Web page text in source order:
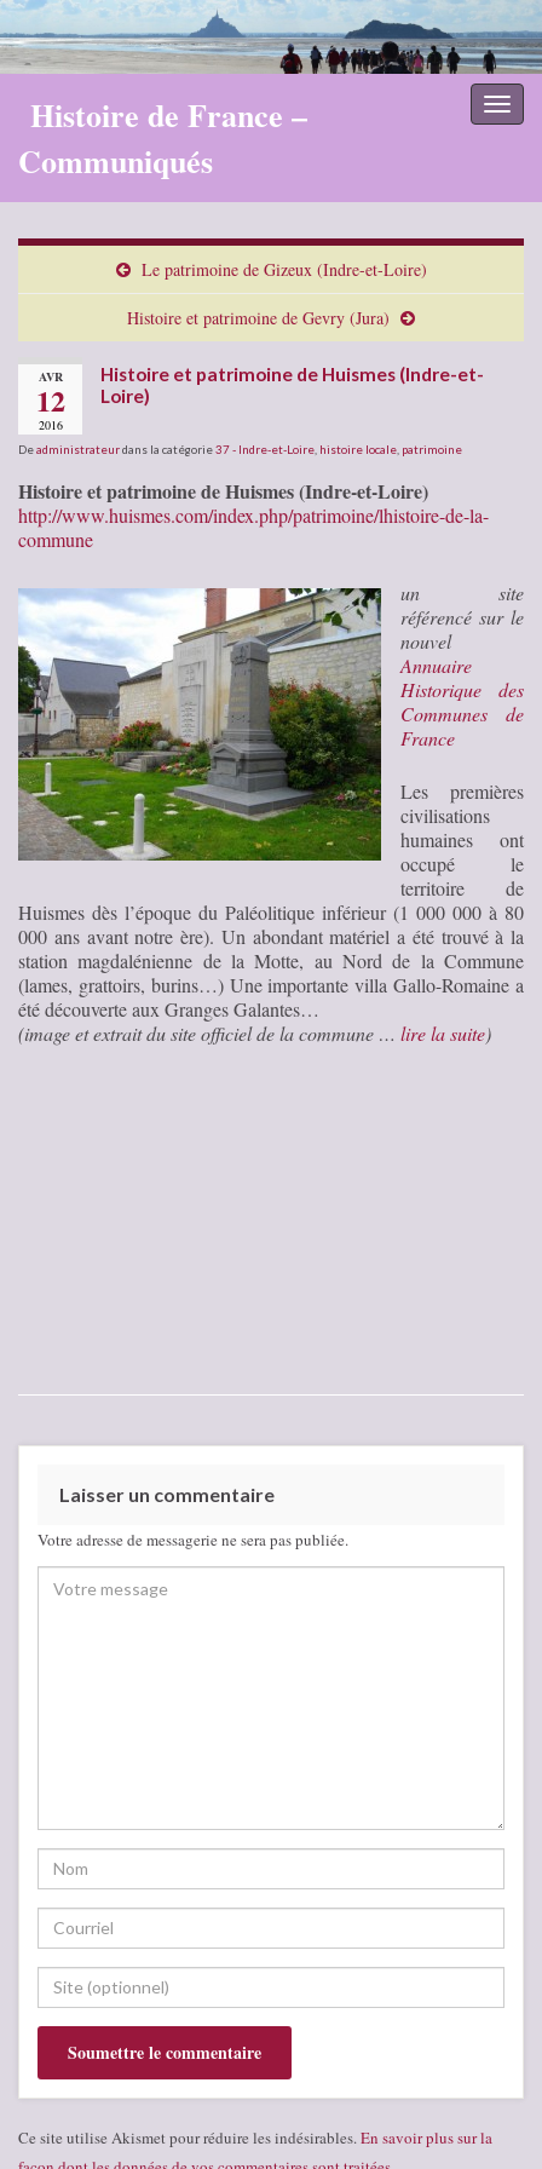
Histoire de France –
Communiqués
Le patrimoine de Gizeux (Indre-et-Loire)
Histoire et patrimoine de Gevry (Jura)
AVR
12
2016
Histoire et patrimoine de Huismes (Indre-et-
Loire)
Deadministrateurdans la catégorie37 - Indre-et-Loire histoire locale patrimoine
Histoire et patrimoine de Huismes (Indre-et-Loire)
http://www.huismes.com/index.php/patrimoine/lhistoire-de-la-
commune
un site
référencé sur le
nouvel
Annuaire
Historique des
Communes de
France
Les premières
civilisations
humaines ont
occupé le
territoire de
Huismes dès l’époque du Paléolitique inférieur (1 000 000 à 80
000 ans avant notre ère). Un abondant matériel a été trouvé à la
station magdalénienne de la Motte, au Nord de la Commune
(lames, grattoirs, burins…) Une importante villa Gallo-Romaine a
été découverte aux Granges Galantes…
(image et extrait du site officiel de la commune … lire la suite)
Laisser un commentaire
Votre adresse de messagerie ne sera pas publiée.
Ce site utilise Akismet pour réduire les indésirables. En savoir plus sur la